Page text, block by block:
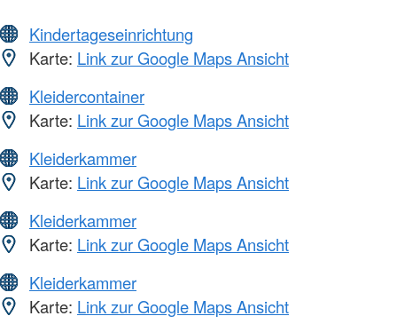
Kindertageseinrichtung
Karte: Link zur Google Maps Ansicht
Kleidercontainer
Karte: Link zur Google Maps Ansicht
Kleiderkammer
Karte: Link zur Google Maps Ansicht
Kleiderkammer
Karte: Link zur Google Maps Ansicht
Kleiderkammer
Karte: Link zur Google Maps Ansicht